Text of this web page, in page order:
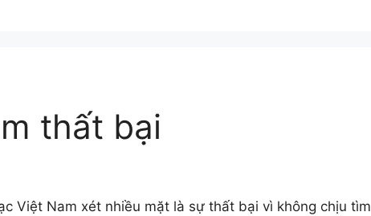
thất bại
Việt Nam xét nhiều mặt là sự thất bại vì không chịu tìm